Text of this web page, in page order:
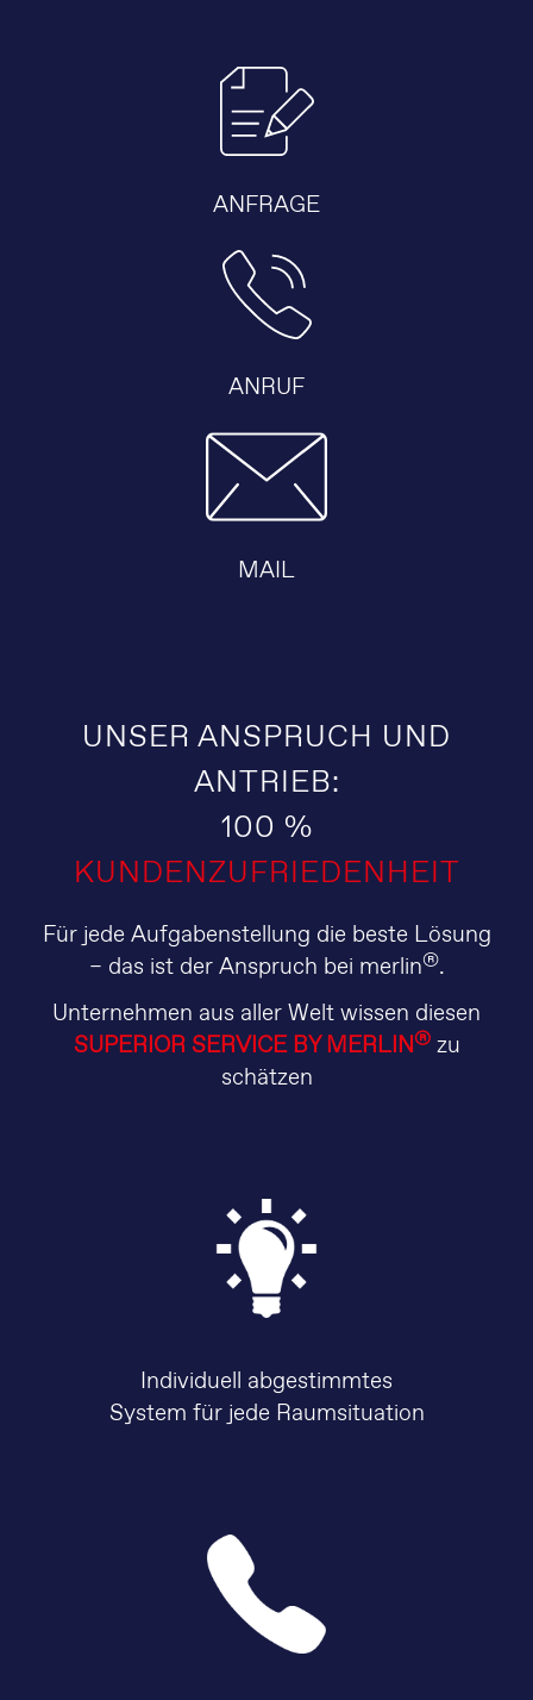
ANFRAGE
ANRUF
MAIL
UNSER ANSPRUCH UND
ANTRIEB:
100 %
KUNDENZUFRIEDENHEIT
Für jede Aufgabenstellung die beste Lösung
– das ist der Anspruch bei merlin®.
Unternehmen aus aller Welt wissen diesen
SUPERIOR SERVICE BY MERLIN®zu
schätzen
Individuell abgestimmtes
System für jede Raumsituation